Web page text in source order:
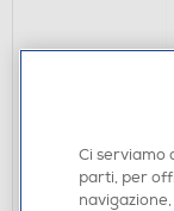
MEMORY CARD
Ci serviamo
parti, per